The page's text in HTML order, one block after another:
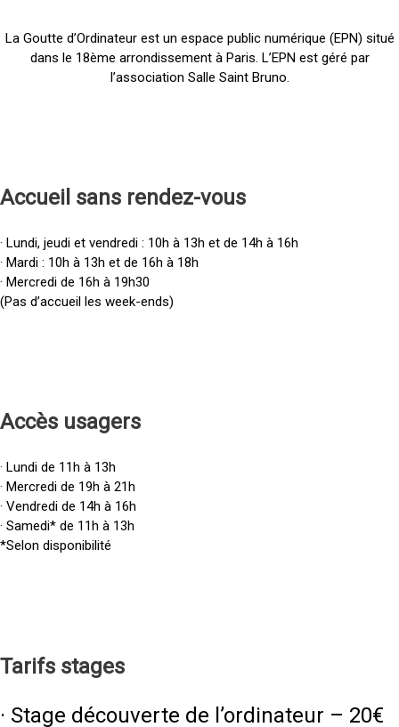
La Goutte d’Ordinateur est un espace public numérique (EPN) situé
dans le 18ème arrondissement à Paris. L’EPN est géré par
l’association Salle Saint Bruno.
Accueil sans rendez-vous
· Lundi, jeudi et vendredi : 10h à 13h et de 14h à 16h
· Mardi : 10h à 13h et de 16h à 18h
· Mercredi de 16h à 19h30
(Pas d’accueil les week-ends)
Accès usagers
· Lundi de 11h à 13h
· Mercredi de 19h à 21h
· Vendredi de 14h à 16h
· Samedi* de 11h à 13h
*Selon disponibilité
Tarifs stages
· Stage découverte de l’ordinateur – 20€